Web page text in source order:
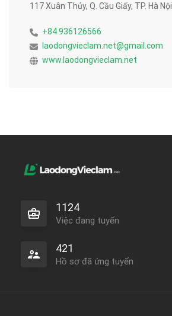
117 Xuân Thủy, Q. Cầu Giấy, TP. Hà Nội
+84 936126566
laodongvieclam.net@gmail.com
www.laodongvieclam.net
1124
Việc đang tuyển
421
Hồ sơ đã ứng tuyển